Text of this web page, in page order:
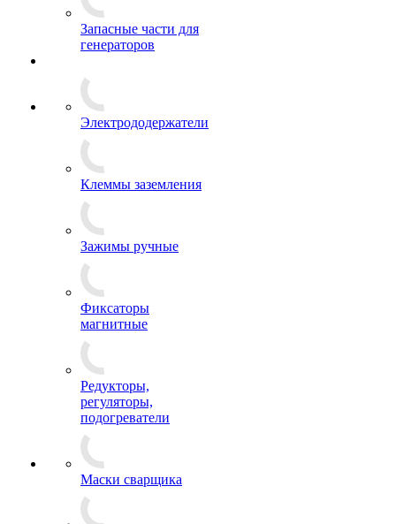
Запасные части для
генераторов
Электрододержатели
Клеммы заземления
Зажимы ручные
Фиксаторы
магнитные
Редукторы,
регуляторы,
подогреватели
Маски сварщика